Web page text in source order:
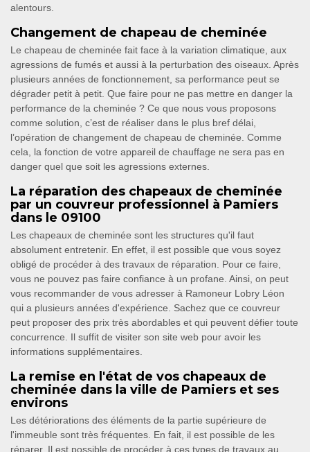
alentours.
Changement de chapeau de cheminée
Le chapeau de cheminée fait face à la variation climatique, aux
agressions de fumés et aussi à la perturbation des oiseaux. Après
plusieurs années de fonctionnement, sa performance peut se
dégrader petit à petit. Que faire pour ne pas mettre en danger la
performance de la cheminée ? Ce que nous vous proposons
comme solution, c’est de réaliser dans le plus bref délai,
l’opération de changement de chapeau de cheminée. Comme
cela, la fonction de votre appareil de chauffage ne sera pas en
danger quel que soit les agressions externes.
La réparation des chapeaux de cheminée
par un couvreur professionnel à Pamiers
dans le 09100
Les chapeaux de cheminée sont les structures qu'il faut
absolument entretenir. En effet, il est possible que vous soyez
obligé de procéder à des travaux de réparation. Pour ce faire,
vous ne pouvez pas faire confiance à un profane. Ainsi, on peut
vous recommander de vous adresser à Ramoneur Lobry Léon
qui a plusieurs années d'expérience. Sachez que ce couvreur
peut proposer des prix très abordables et qui peuvent défier toute
concurrence. Il suffit de visiter son site web pour avoir les
informations supplémentaires.
La remise en l'état de vos chapeaux de
cheminée dans la ville de Pamiers et ses
environs
Les détériorations des éléments de la partie supérieure de
l'immeuble sont très fréquentes. En fait, il est possible de les
réparer. Il est possible de procéder à ces types de travaux au